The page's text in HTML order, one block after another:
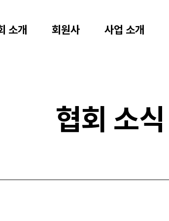
소개 회원사 사업 소개
협회 소식